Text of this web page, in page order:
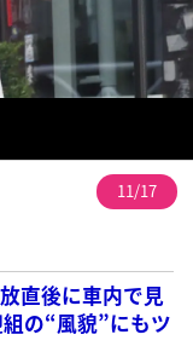
11/17
直後に車内で見
の“風貌”にもツ